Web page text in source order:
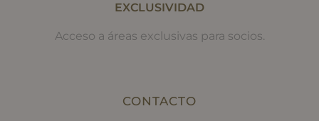
EXCLUSIVIDAD
Acceso a áreas exclusivas para socios.
CONTACTO